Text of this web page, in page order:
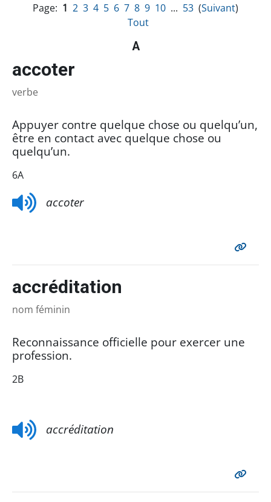
Page: 1 2 3 4 5 6 7 8 9 10 ... 53 (Suivant)
Tout
A
accoter
verbe
Appuyer contre quelque chose ou quelqu’un,
être en contact avec quelque chose ou
quelqu’un.
6A
accoter
accréditation
nom féminin
Reconnaissance officielle pour exercer une
profession.
2B
accréditation